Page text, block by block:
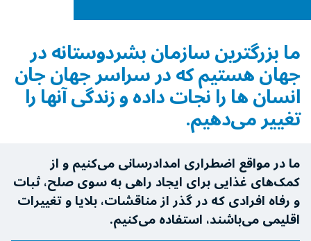
ما بزرگترین سازمان بشردوستانه در
جهان هستیم که در سراسر جهان جان
انسان ها را نجات ‌داده و زندگی آنها را
تغییر می‌دهیم.
ما در مواقع اضطراری امدادرسانی می‌کنیم و از
کمک‌های غذایی برای ایجاد راهی به سوی صلح، ثبات
و رفاه افرادی که در گذر از مناقشات، بلایا و تغییرات
اقلیمی می‌باشند، استفاده می‌کنیم.